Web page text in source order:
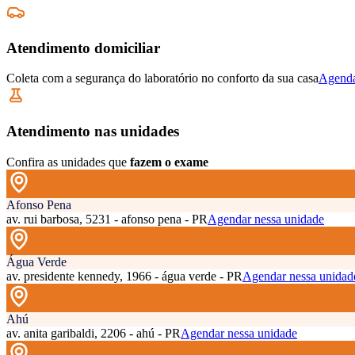
Atendimento domiciliar
Coleta com a segurança do laboratório no conforto da sua casa
Atendimento nas unidades
Confira as unidades que fazem o exame
Afonso Pena
av. rui barbosa, 5231 - afonso pena - PRAgendar nessa unidade
Água Verde
av. presidente kennedy, 1966 - água verde - PRAgendar nessa
Ahú
av. anita garibaldi, 2206 - ahú - PRAgendar nessa unidade